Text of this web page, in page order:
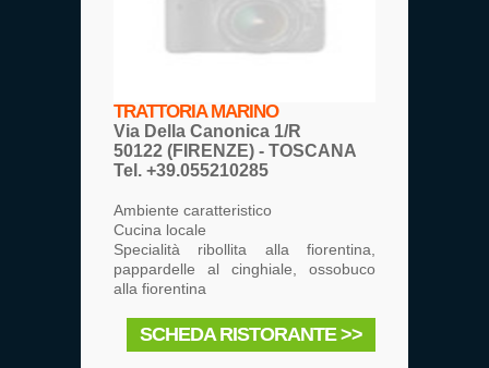
TRATTORIA MARINO
Via Della Canonica 1/R
50122 (FIRENZE) - TOSCANA
Tel. +39.055210285
Ambiente caratteristico
Cucina locale
Specialità ribollita alla fiorentina,
pappardelle al cinghiale, ossobuco
alla fiorentina
SCHEDA RISTORANTE >>